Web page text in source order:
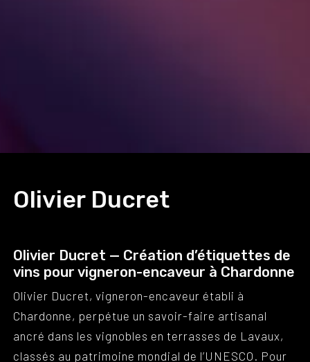
Olivier Ducret
Olivier Ducret — Création d’étiquettes de
vins pour vigneron-encaveur à Chardonne
Olivier Ducret, vigneron-encaveur établi à
Chardonne, perpétue un savoir-faire artisanal
ancré dans les vignobles en terrasses de Lavaux,
classés au patrimoine mondial de l’UNESCO. Pour